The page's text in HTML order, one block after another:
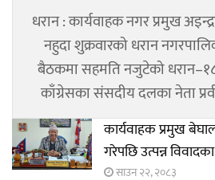
धरान : कार्यवाहक नगर प्रमुख
नहुदा शुक्रवारको धरान
बैठकमा सहमति नजुटेको
काँग्रेसका संसदीय दलका नेता
कार्यवाहक प्रमुख
गरेपछि उत्पन्न
साउन २२, २०८३